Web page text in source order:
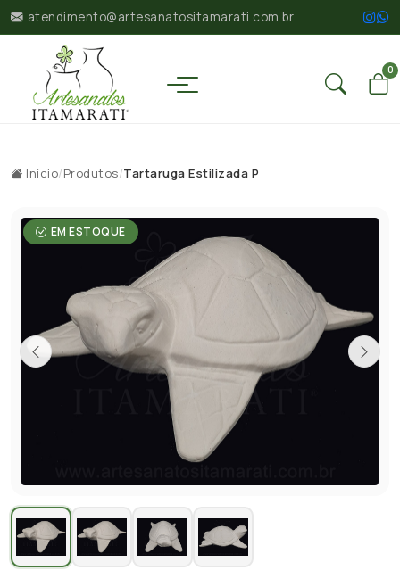
atendimento@artesanatositamarati.com.br
0
Início/Produtos/Tartaruga Estilizada P
EM ESTOQUE